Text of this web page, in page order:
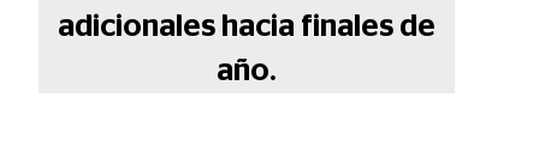
adicionales hacia finales de
año.